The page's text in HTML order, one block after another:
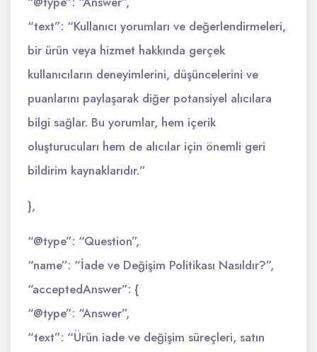
“text”: “Kullanıcı yorumları ve değerlendirmeleri,
bir ürün veya hizmet hakkında gerçek
kullanıcıların deneyimlerini, düşüncelerini ve
puanlarını paylaşarak diğer potansiyel alıcılara
bilgi sağlar. Bu yorumlar, hem içerik
oluşturucuları hem de alıcılar için önemli geri
bildirim kaynaklarıdır.”
},
“@type”: “Question”,
“name”: “İade ve Değişim Politikası Nasıldır?”,
“acceptedAnswer”: {
“@type”: “Answer”,
“text”: “Ürün iade ve değişim süreçleri, satın